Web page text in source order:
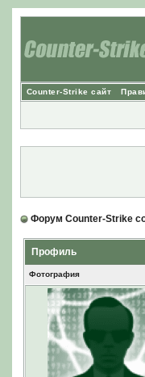
Counter-Strike сайт
Форум Counter-Strike
Профиль
Фотография